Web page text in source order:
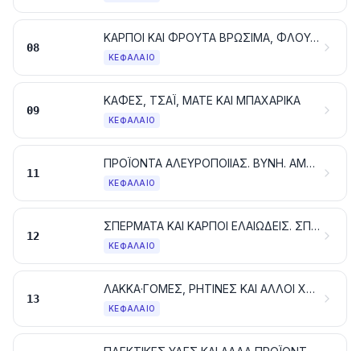
08
ΚΑΡΠΟΙ ΚΑΙ ΦΡΟΥΤΑ ΒΡΩΣΙΜΑ, ΦΛΟΥΔΕΣ ΕΣΠΕΡΙΔΟΕΙΔΩΝ Ή ΠΕΠΟΝΙΩΝ
ΚΕΦΆΛΑΙΟ
09
ΚΑΦΕΣ, ΤΣΑΪ, ΜΑΤΕ ΚΑΙ ΜΠΑΧΑΡΙΚΑ
ΚΕΦΆΛΑΙΟ
11
ΠΡΟΪΟΝΤΑ ΑΛΕΥΡΟΠΟΙΙΑΣ. ΒΥΝΗ. ΑΜΥΛΑ ΚΑΘΕ ΕΙΔΟΥΣ. ΙΝΟΥΛΙΝΗ. ΓΛΟΥΤΕΝΗ ΑΠΟ ΣΙΤΑΡΙ
ΚΕΦΆΛΑΙΟ
12
ΣΠΕΡΜΑΤΑ ΚΑΙ ΚΑΡΠΟΙ ΕΛΑΙΩΔΕΙΣ. ΣΠΕΡΜΑΤΑ, ΣΠΟΡΟΙ ΚΑΙ ΔΙΑΦΟΡΟΙ ΚΑΡΠΟΙ. ΒΙΟΜΗΧΑΝΙΚΑ ΚΑΙ ΦΑΡΜΑΚΕΥΤΙΚΑ ΦΥΤΑ. ΑΧΥΡΑ ΚΑΙ ΧΟΡΤΟΝΟΜΕΣ
ΚΕΦΆΛΑΙΟ
13
ΛΑΚΚΑ·ΓΟΜΕΣ, ΡΗΤΙΝΕΣ ΚΑΙ ΑΛΛΟΙ ΧΥΜΟΙ ΚΑΙ ΕΚΧΥΛΙΣΜΑΤΑ ΦΥΤΙΚΑ
ΚΕΦΆΛΑΙΟ